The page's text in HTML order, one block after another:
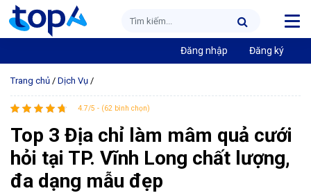
Đăng nhập Đăng ký
Trang chủ / Dịch Vụ /
4.7/5 - (62 bình chọn)
Top 3 Địa chỉ làm mâm quả cưới
hỏi tại TP. Vĩnh Long chất lượng,
đa dạng mẫu đẹp